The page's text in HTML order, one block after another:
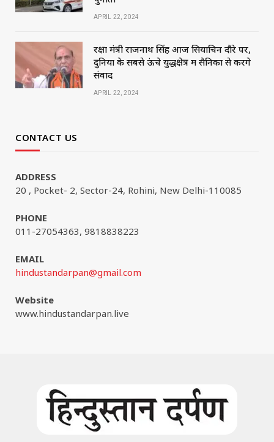
APRIL 22, 2024
रक्षा मंत्री राजनाथ सिंह आज सियाचिन दौरे पर,
दुनिया के सबसे ऊंचे युद्धक्षेत्र में सैनिकों से करेंगे
संवाद
APRIL 22, 2024
CONTACT US
ADDRESS
20 , Pocket- 2, Sector-24, Rohini, New Delhi-110085
PHONE
011-27054363, 9818838223
EMAIL
hindustandarpan@gmail.com
Website
www.hindustandarpan.live